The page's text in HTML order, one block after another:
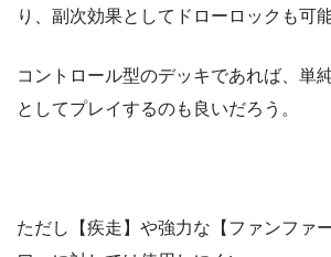
り、副次効果としてドローロックも可能
コントロール型のデッキであれば、単
としてプレイするのも良いだろう。
ただし【疾走】や強力な【ファンファ